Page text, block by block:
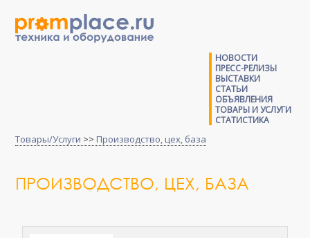
НОВОСТИ
ПРЕСС-РЕЛИЗЫ
ВЫСТАВКИ
СТАТЬИ
ОБЪЯВЛЕНИЯ
ТОВАРЫ И УСЛУГИ
СТАТИСТИКА
Товары/Услуги >> Производство, цех, база
ПРОИЗВОДСТВО, ЦЕХ, БАЗА